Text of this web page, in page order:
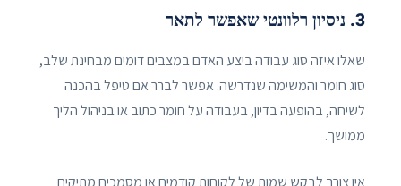
3. ניסיון רלוונטי שאפשר לתאר
שאלו איזה סוג עבודה ביצע האדם במצבים דומים מבחינת שלב,
סוג חומר והמשימה שנדרשה. אפשר לברר אם טיפל בהכנה
לשיחה, בהופעה בדיון, בעבודה על חומר כתוב או בניהול הליך
ממושך.
אין צורך לבקש שמות של לקוחות קודמים או מסמכים מתיקים